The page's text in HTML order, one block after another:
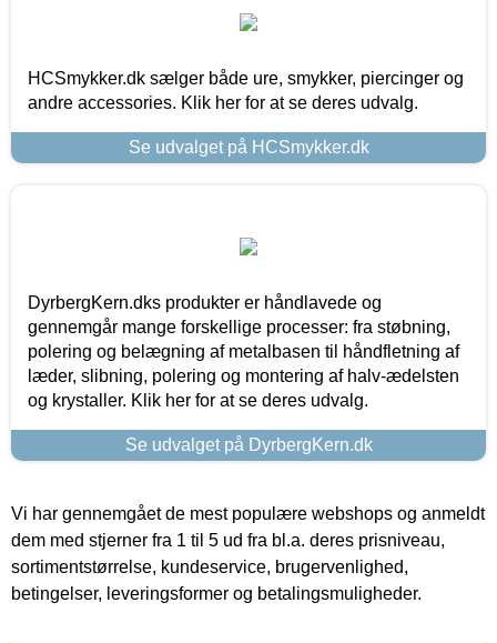
HCSmykker.dk sælger både ure, smykker, piercinger og
andre accessories. Klik her for at se deres udvalg.
Se udvalget på HCSmykker.dk
DyrbergKern.dks produkter er håndlavede og
gennemgår mange forskellige processer: fra støbning,
polering og belægning af metalbasen til håndfletning af
læder, slibning, polering og montering af halv-ædelsten
og krystaller. Klik her for at se deres udvalg.
Se udvalget på DyrbergKern.dk
Vi har gennemgået de mest populære webshops og anmeldt
dem med stjerner fra 1 til 5 ud fra bl.a. deres prisniveau,
sortimentstørrelse, kundeservice, brugervenlighed,
betingelser, leveringsformer og betalingsmuligheder.